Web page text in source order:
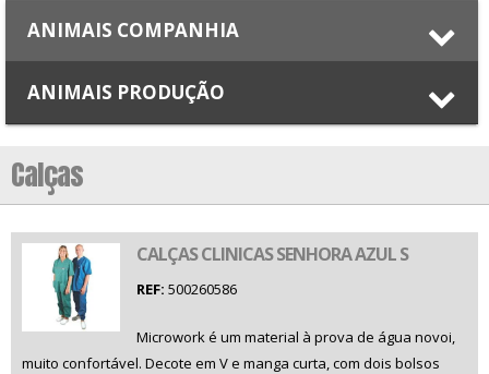
ANIMAIS COMPANHIA
ANIMAIS PRODUÇÃO
Calças
CALÇAS CLINICAS SENHORA AZUL S
REF: 500260586
Microwork é um material à prova de água novoi,
muito confortável. Decote em V e manga curta, com dois bolsos